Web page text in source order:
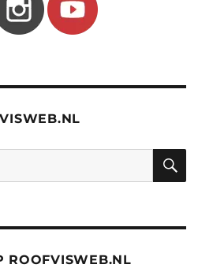
ROOFVISWEB.NL